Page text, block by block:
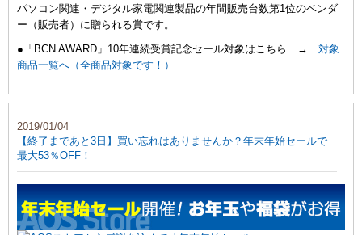
パソコン関連・デジタル家電関連製品の年間販売台数第1位のベンダ
ー（販売者）に贈られる賞です。
●「BCN AWARD」10年連続受賞記念セール対象はこちら → 対象
商品一覧へ（全商品対象です！）
2019/01/04
【終了まであと3日】買い忘れはありませんか？年末年始セールで
最大53％OFF！